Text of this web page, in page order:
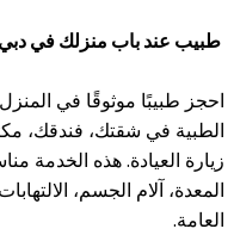
طبيب عند باب منزلك في دبي
احجز طبيبًا موثوقًا في
الطبية في شقتك، فندقك،
زيارة العيادة. هذه الخدمة
المعدة، آلام الجسم،
العامة.